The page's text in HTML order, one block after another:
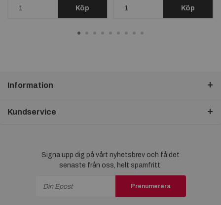
Köp Köp
Information
Kundservice
Signa upp dig på vårt nyhetsbrev och få det
senaste från oss, helt spamfritt.
Prenumerera